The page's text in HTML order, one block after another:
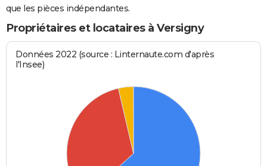
que les pièces indépendantes.
Propriétaires et locataires à Versigny
Données 2022 (source : Linternaute.com d'après
l'Insee)